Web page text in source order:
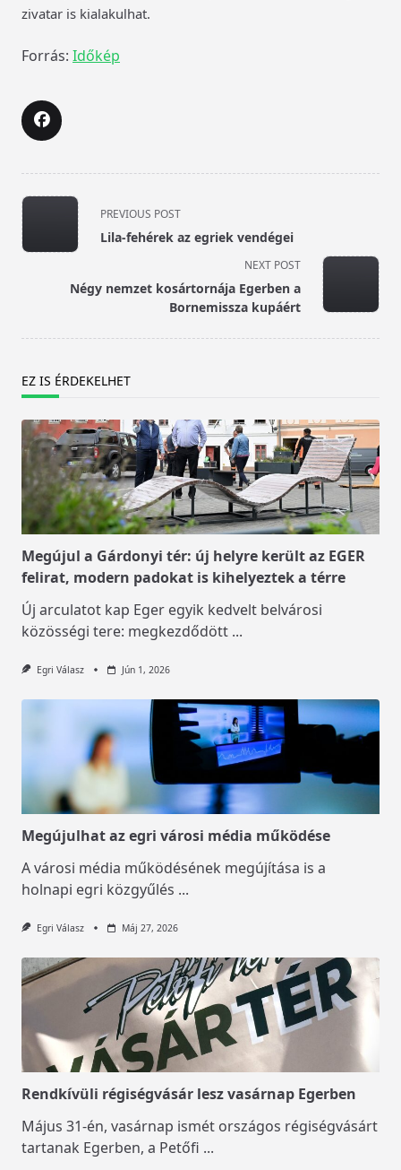
zivatar is kialakulhat.
Forrás: Időkép
<span
class="nav-
subtitle
PREVIOUS POST
Lila-fehérek az egriek vendégei
NEXT POST
Négy nemzet kosártornája Egerben a
Bornemissza kupáért
EZ IS ÉRDEKELHET
Megújul a Gárdonyi tér: új helyre került az EGER
felirat, modern padokat is kihelyeztek a térre
Új arculatot kap Eger egyik kedvelt belvárosi
közösségi tere: megkezdődött ...
Egri Válasz Jún 1, 2026
Megújulhat az egri városi média működése
A városi média működésének megújítása is a
holnapi egri közgyűlés ...
Egri Válasz Máj 27, 2026
Rendkívüli régiségvásár lesz vasárnap Egerben
Május 31-én, vasárnap ismét országos régiségvásárt
tartanak Egerben, a Petőfi ...